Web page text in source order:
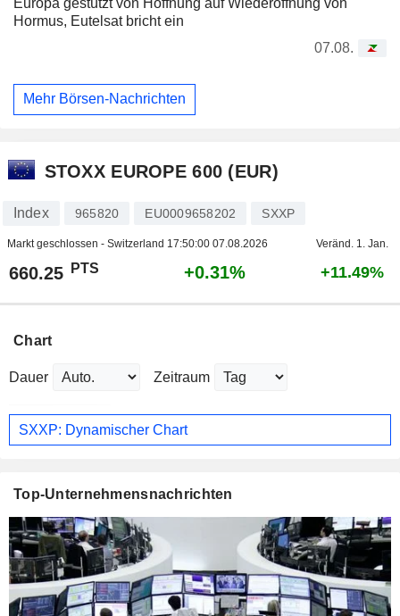
Hormus, Eutelsat bricht ein
07.08.
Mehr Börsen-Nachrichten
STOXX EUROPE 600 (EUR)
Index 965820 EU0009658202 SXXP
Markt geschlossen - Switzerland 17:50:00 07.08.2026 Veränd. 1. Jan.
660.25 PTS +0.31% +11.49%
Chart
Dauer Zeitraum
SXXP: Dynamischer Chart
Top-Unternehmensnachrichten